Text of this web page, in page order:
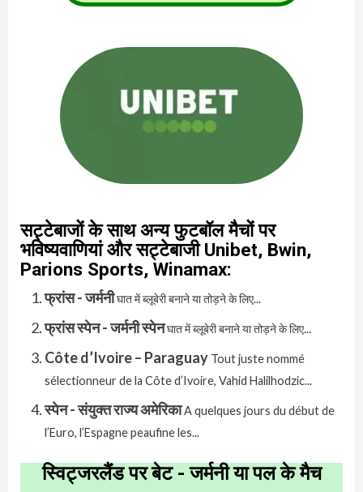
सट्टेबाजों के साथ अन्य फुटबॉल मैचों पर
भविष्यवाणियां और सट्टेबाजी Unibet, Bwin,
Parions Sports, Winamax:
फ्रांस - जर्मनीघात में ब्लूबेरी बनाने या तोड़ने के लिए...
फ्रांस स्पेन - जर्मनी स्पेनघात में ब्लूबेरी बनाने या तोड़ने के लिए...
Côte d’Ivoire – Paraguay Tout juste nommé
sélectionneur de la Côte d’Ivoire, Vahid Halilhodzic...
स्पेन - संयुक्त राज्य अमेरिकाA quelques jours du début de
l’Euro, l’Espagne peaufine les...
स्विट्जरलैंड पर बेट - जर्मनी या पल के मैच